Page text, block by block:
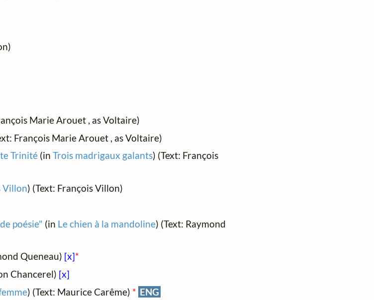
Marie Arouet , as Voltaire)
François Marie Arouet , as Voltaire)
Trinité(in Trois madrigaux galants) (Text: François
Villon) (Text: François Villon)
poésie" (in Le chien à la mandoline) (Text: Raymond
Queneau) [x]*
Chancerel) [x]
) (Text: Maurice Carême) * ENG